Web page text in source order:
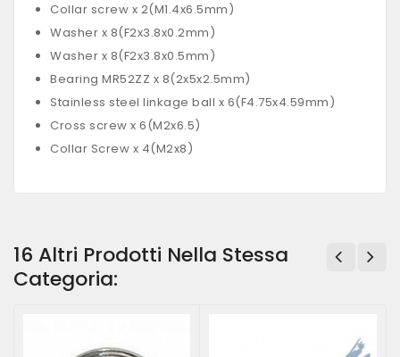
Collar screw x 2(M1.4x6.5mm)
Washer x 8(F2x3.8x0.2mm)
Washer x 8(F2x3.8x0.5mm)
Bearing MR52ZZ x 8(2x5x2.5mm)
Stainless steel linkage ball x 6(F4.75x4.59mm)
Cross screw x 6(M2x6.5)
Collar Screw x 4(M2x8)
16 Altri Prodotti Nella Stessa
Categoria: